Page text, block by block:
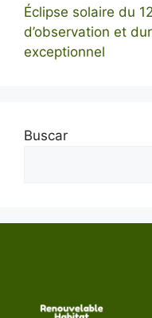
Éclipse solaire du
d’observation et
exceptionnel
Buscar